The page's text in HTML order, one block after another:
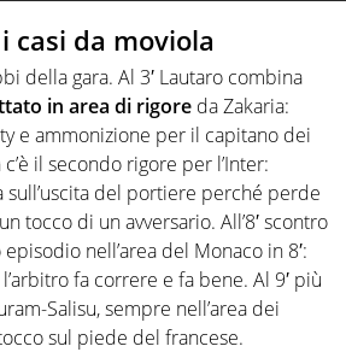
casi da moviola
della gara. Al 3′ Lautaro combina
in area di rigore da Zakaria:
e ammonizione per il capitano dei
il secondo rigore per l’Inter:
sull’uscita del portiere perché perde
tocco di un avversario. All’8′ scontro
nell’area del Monaco in 8′:
fa correre e fa bene. Al 9′ più
Salisu, sempre nell’area dei
sul piede del francese.